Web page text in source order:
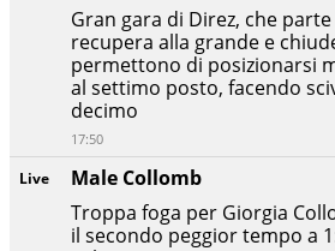
Live
Male Collomb
Troppa foga per Giorgia
il secondo peggior tempo a
Gran gara di Direz, che
recupera alla grande e
permettono di posizionarsi
al settimo posto, facendo
decimo
17:50